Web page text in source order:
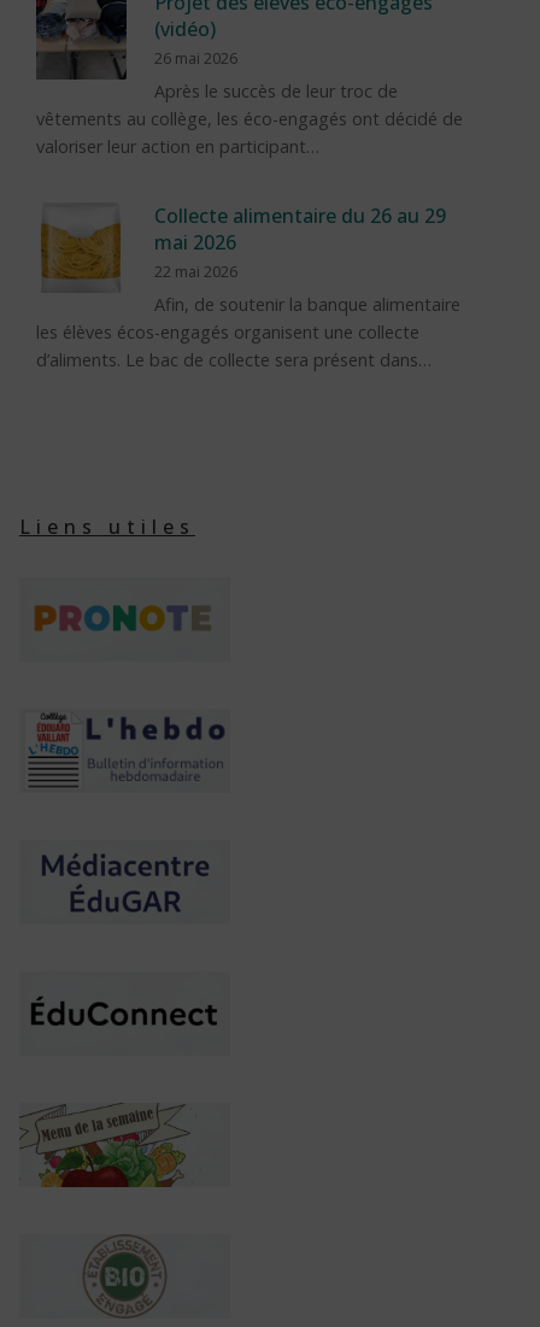
(vidéo)
26 mai 2026
Après le succès de leur troc de
vêtements au collège, les éco-engagés ont décidé de
valoriser leur action en participant…
Collecte alimentaire du 26 au 29
mai 2026
22 mai 2026
Afin, de soutenir la banque alimentaire
les élèves écos-engagés organisent une collecte
d’aliments. Le bac de collecte sera présent dans…
Liens utiles